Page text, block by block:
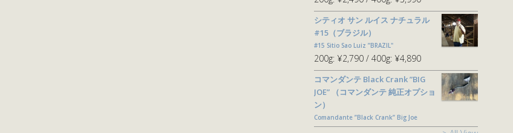
シティオ サン ルイス ナチュラル
#15（ブラジル）
#15 Sitio Sao Luiz ”BRAZIL"
200g: ¥2,790 400g: ¥4,890
コマンダンテ Black Crank ”BIG
JOE” （コマンダンテ 純正オプショ
ン）
Comandante ”Black Crank” Big Joe